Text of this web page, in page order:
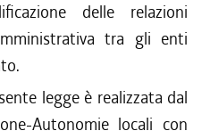
delle relazioni
tra gli enti
legge è realizzata dal
Autonomie locali con